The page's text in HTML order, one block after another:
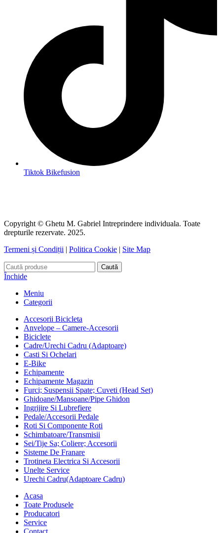
Tiktok Bikefusion
Copyright © Ghetu M. Gabriel Intreprindere individuala. Toate
drepturile rezervate. 2025.
Termeni și Condiții | Politica Cookie | Site Map
Caută
Închide
Meniu
Categorii
Accesorii Bicicleta
Anvelope – Camere-Accesorii
Biciclete
Cadre/Urechi Cadru (Adaptoare)
Casti Si Ochelari
E-Bike
Echipamente
Echipamente Magazin
Furci; Suspensii Spate; Cuveti (Head Set)
Ghidoane/Mansoane/Pipe Ghidon
Ingrijire Si Lubrefiere
Pedale/Accesorii Pedale
Roti Si Componente Roti
Schimbatoare/Transmisii
Sei/Tije Sa; Coliere; Accesorii
Sisteme De Franare
Trotineta Electrica Si Accesorii
Unelte Service
Urechi Cadru(Adaptoare Cadru)
Acasa
Toate Produsele
Producatori
Service